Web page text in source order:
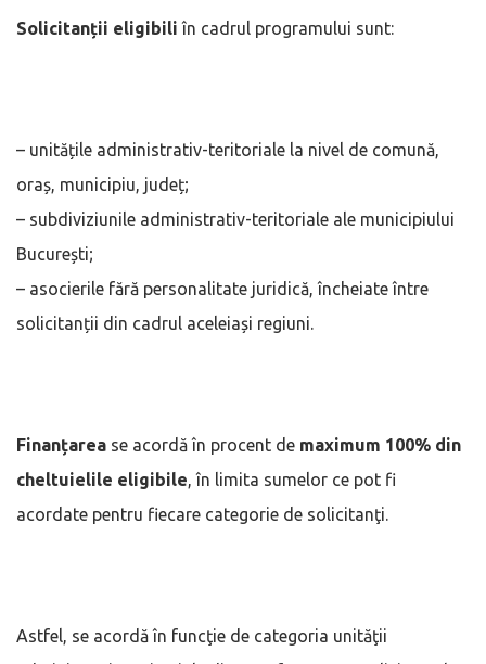
Solicitanții eligibili în cadrul programului sunt:
– unitățile administrativ-teritoriale la nivel de comună,
oraș, municipiu, județ;
– subdiviziunile administrativ-teritoriale ale municipiului
București;
– asocierile fără personalitate juridică, încheiate între
solicitanții din cadrul aceleiași regiuni.
Finanțarea se acordă în procent de maximum 100% din
cheltuielile eligibile, în limita sumelor ce pot fi
acordate pentru fiecare categorie de solicitanţi.
Astfel, se acordă în funcţie de categoria unităţii